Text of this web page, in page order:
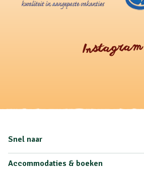
Instagram
Snel naar
Accommodaties & boeken